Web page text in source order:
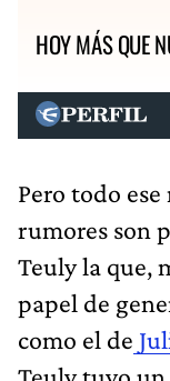
HOY MÁS QUE
Pero todo
rumores son
Teuly la que,
papel de
como el de